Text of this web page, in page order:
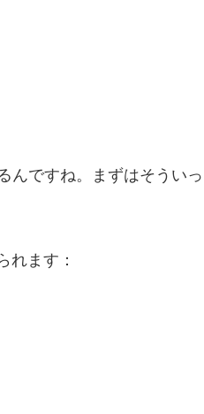
んですね。まずはそういっ
れます：